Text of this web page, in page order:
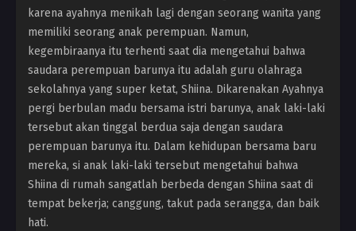
karena ayahnya menikah lagi dengan seorang wanita yang
memiliki seorang anak perempuan. Namun,
kegembiraanya itu terhenti saat dia mengetahui bahwa
saudara perempuan barunya itu adalah guru olahraga
sekolahnya yang super ketat, Shiina. Dikarenakan Ayahnya
pergi berbulan madu bersama istri barunya, anak laki-laki
tersebut akan tinggal berdua saja dengan saudara
perempuan barunya itu. Dalam kehidupan bersama baru
mereka, si anak laki-laki tersebut mengetahui bahwa
Shiina di rumah sangatlah berbeda dengan Shiina saat di
tempat bekerja; canggung, takut pada serangga, dan baik
hati.